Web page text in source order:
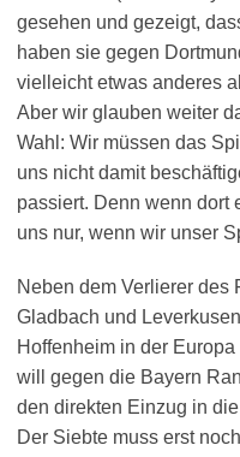
gesehen und gezeigt,
haben sie gegen
vielleicht etwas anderes
Aber wir glauben weiter
Wahl: Wir müssen das
uns nicht damit
passiert. Denn wenn dort
uns nur, wenn wir unser
Neben dem Verlierer des
Gladbach und
Hoffenheim in der
will gegen die Bayern
den direkten Einzug in
Der Siebte muss erst